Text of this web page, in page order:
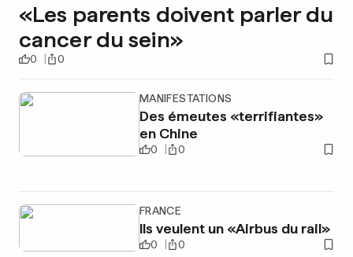
«Les parents doivent parler du
cancer du sein»
0 0
MANIFESTATIONS
Des émeutes «terrifiantes»
en Chine
0 0
FRANCE
Ils veulent un «Airbus du rail»
0 0